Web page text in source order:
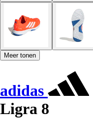
Meer tonen
adidas
Ligra 8